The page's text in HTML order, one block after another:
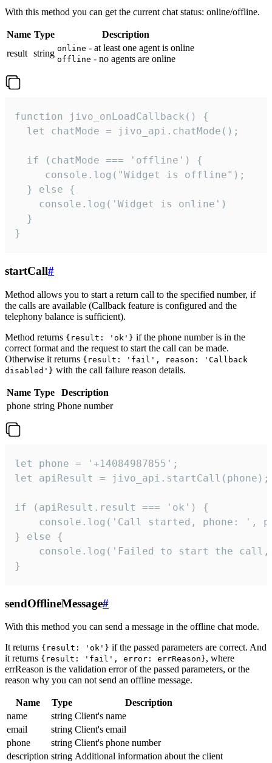
With this method you can get the current chat status: online/offline.
Name Type
Description
result string online - at least one agent is online
offline - no agents are online
function jivo_onLoadCallback() {
  let chatMode = jivo_api.chatMode();
  if (chatMode === 'offline') {
     console.log("Widget is offline");
  } else {
    console.log('Widget is online')
  }
}
startCall#
Method allows you to start a return call to the specified number, if
the calls are available (Callback feature is configured and the
telephony balance is sufficient).
Method returns {result: 'ok'} if the phone number is in the
correct format and the request to start the call can be made.
Otherwise it returns {result: 'fail', reason: 'Callback
disabled'} with the call failure reason details.
Name Type
Description
phone string Phone number
let phone = '+14084987855';
let apiResult = jivo_api.startCall(phone);
if (apiResult.result === 'ok') {
console.log('Call started, phone: ',
} else {
console.log('Failed to start the
}
sendOfflineMessage#
With this method you can send a message in the offline chat mode.
It returns {result: 'ok'} if the passed parameters are correct. And
it returns {result: 'fail', error: errReason}, where
errReason is the validation error of the passed parameters, or the
reason why you can not send an offline message.
Name Type
Description
name
string Client's name
email
string Client's email
phone
string Client's phone number
description string Additional information about the client